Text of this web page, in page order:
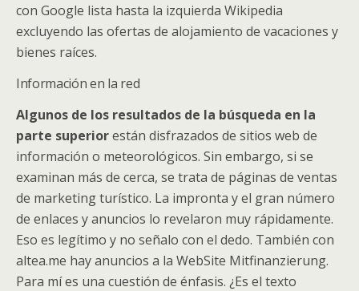
con Google lista hasta la izquierda Wikipedia
excluyendo las ofertas de alojamiento de vacaciones y
bienes raíces.
Información en la red
Algunos de los resultados de la búsqueda en la
parte superiorestán disfrazados de sitios web de
información o meteorológicos. Sin embargo, si se
examinan más de cerca, se trata de páginas de ventas
de marketing turístico. La impronta y el gran número
de enlaces y anuncios lo revelaron muy rápidamente.
Eso es legítimo y no señalo con el dedo. También con
altea.me hay anuncios a la WebSite Mitfinanzierung.
Para mí es una cuestión de énfasis. ¿Es el texto